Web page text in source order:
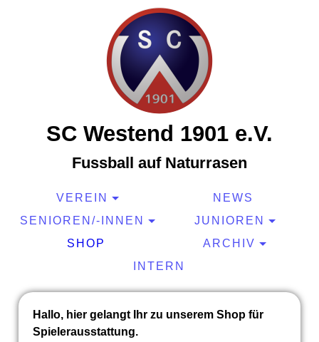
SC Westend 1901 e.V.
Fussball auf Naturrasen
VEREIN
NEWS
SENIOREN/-INNEN
JUNIOREN
SHOP
ARCHIV
INTERN
Hallo, hier gelangt Ihr zu unserem Shop für
Spielerausstattung.